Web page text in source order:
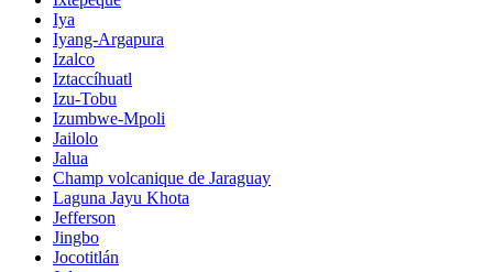
Iya
Iyang-Argapura
Izalco
Iztaccíhuatl
Izu-Tobu
Izumbwe-Mpoli
Jailolo
Jalua
Champ volcanique de Jaraguay
Laguna Jayu Khota
Jefferson
Jingbo
Jocotitlán